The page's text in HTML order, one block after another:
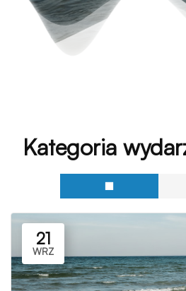
Kategoria
21
WRZ